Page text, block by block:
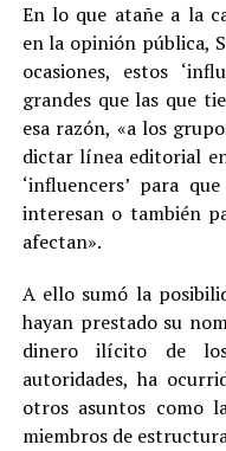
En lo que atañe a la
en la opinión pública,
ocasiones, estos
grandes que las que
esa razón, «a los
dictar línea editorial
‘influencers’ para
interesan o también
afectan».
A ello sumó la
hayan prestado su
dinero ilícito de
autoridades, ha
otros asuntos como
miembros de